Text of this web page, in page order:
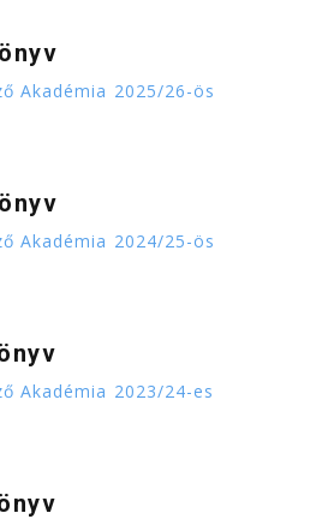
Akadémia 2025/26-ös
Akadémia 2024/25-ös
Akadémia 2023/24-es